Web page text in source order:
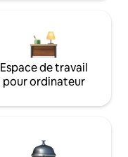
Espace de travail
pour ordinateur